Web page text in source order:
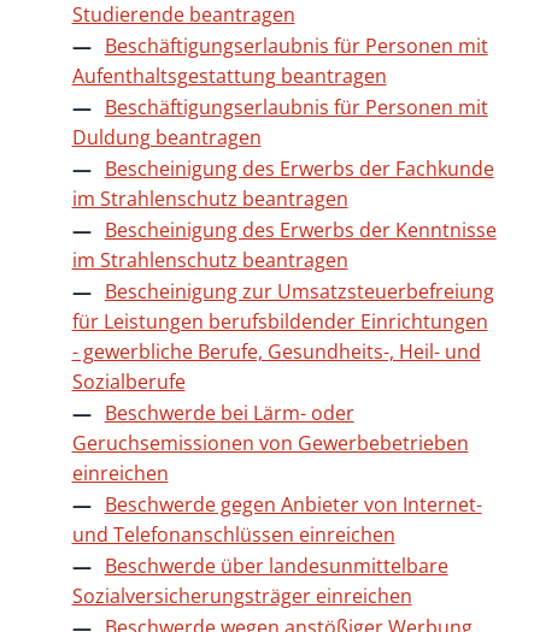
Studierende beantragen
Beschäftigungserlaubnis für Personen mit
Aufenthaltsgestattung beantragen
Beschäftigungserlaubnis für Personen mit
Duldung beantragen
Bescheinigung des Erwerbs der Fachkunde
im Strahlenschutz beantragen
Bescheinigung des Erwerbs der Kenntnisse
im Strahlenschutz beantragen
Bescheinigung zur Umsatzsteuerbefreiung
für Leistungen berufsbildender Einrichtungen
- gewerbliche Berufe, Gesundheits-, Heil- und
Sozialberufe
Beschwerde bei Lärm- oder
Geruchsemissionen von Gewerbebetrieben
einreichen
Beschwerde gegen Anbieter von Internet-
und Telefonanschlüssen einreichen
Beschwerde über landesunmittelbare
Sozialversicherungsträger einreichen